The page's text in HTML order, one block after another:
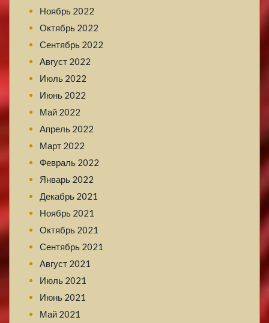
Ноябрь 2022
Октябрь 2022
Сентябрь 2022
Август 2022
Июль 2022
Июнь 2022
Май 2022
Апрель 2022
Март 2022
Февраль 2022
Январь 2022
Декабрь 2021
Ноябрь 2021
Октябрь 2021
Сентябрь 2021
Август 2021
Июль 2021
Июнь 2021
Май 2021